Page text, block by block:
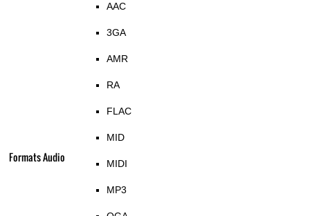
Formats Audio
AAC
3GA
AMR
RA
FLAC
MID
MIDI
MP3